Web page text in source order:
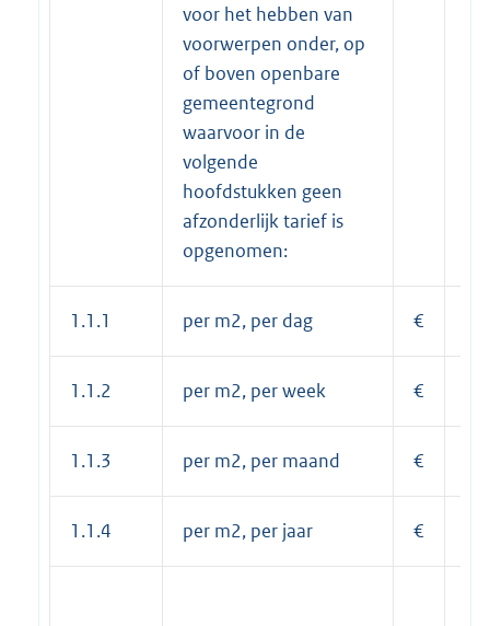
voor het hebben van
voorwerpen onder, op
of boven openbare
gemeentegrond
waarvoor in de
volgende
hoofdstukken geen
afzonderlijk tarief is
opgenomen:
1.1.1 per m2, per dag €
1.1.2 per m2, per week €
1.1.3 per m2, per maand €
1.1.4 per m2, per jaar €